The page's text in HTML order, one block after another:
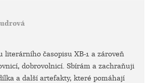
literárního časopisu XB-1 a zároveň
dobrovolnicí. Sbírám a zachraňuji
a další artefakty, které pomáhají